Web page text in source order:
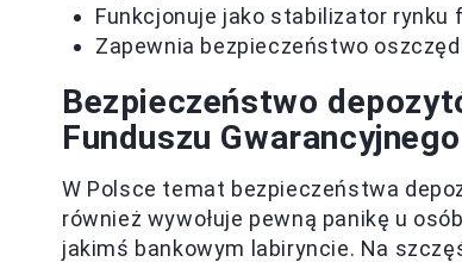
Funkcjonuje jako stabilizator rynku
Zapewnia bezpieczeństwo
Bezpieczeństwo
Funduszu
W Polsce temat bezpieczeństwa
również wywołuje pewną panikę u
jakimś bankowym labiryncie. Na